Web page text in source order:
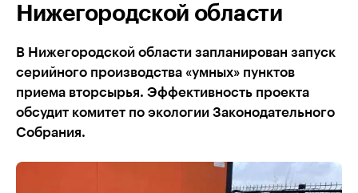
Нижегородской области
В Нижегородской области запланирован запуск
серийного производства «умных» пунктов
приема вторсырья. Эффективность проекта
обсудит комитет по экологии Законодательного
Собрания.